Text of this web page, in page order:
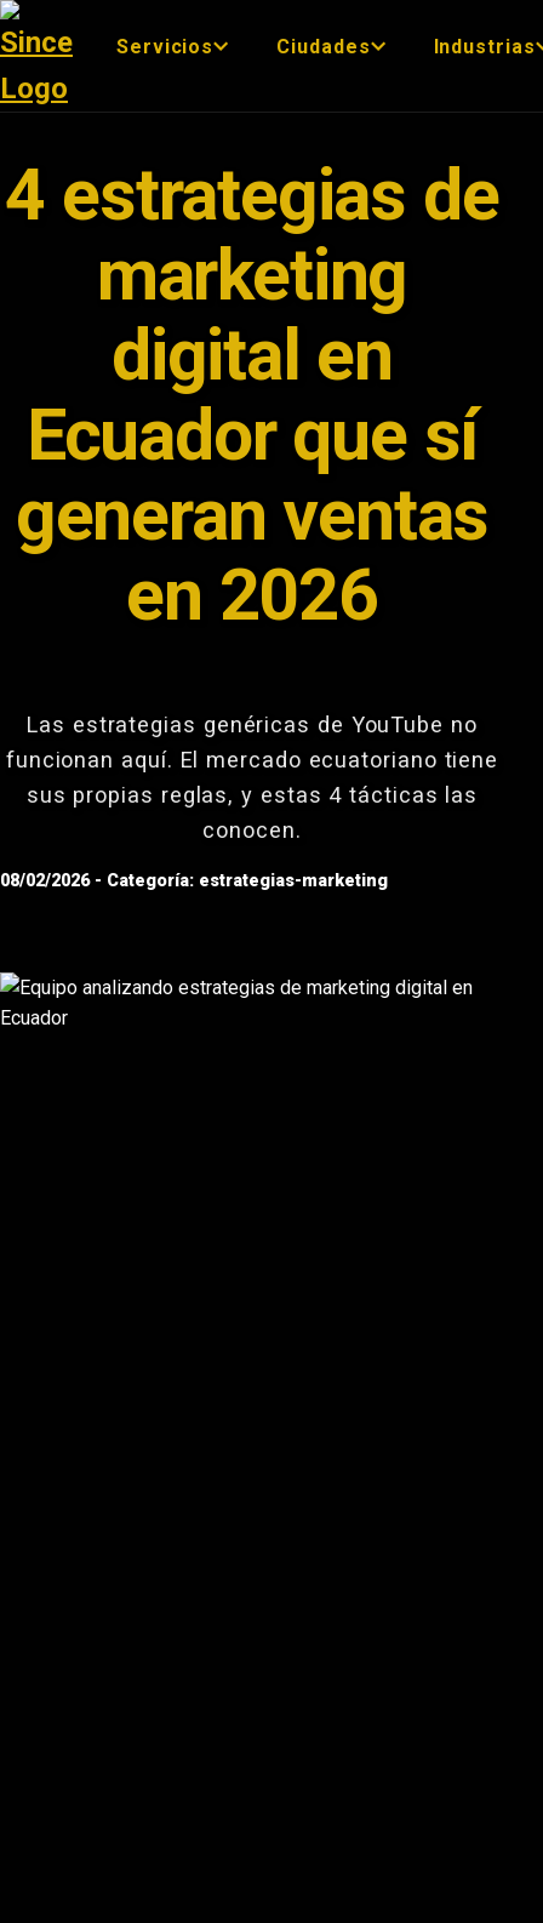
Servicios Ciudades Industrias
4 estrategias de
marketing
digital en
Ecuador que sí
generan ventas
en 2026
Las estrategias genéricas de YouTube no
funcionan aquí. El mercado ecuatoriano tiene
sus propias reglas, y estas 4 tácticas las
conocen.
08/02/2026 - Categoría: estrategias-marketing